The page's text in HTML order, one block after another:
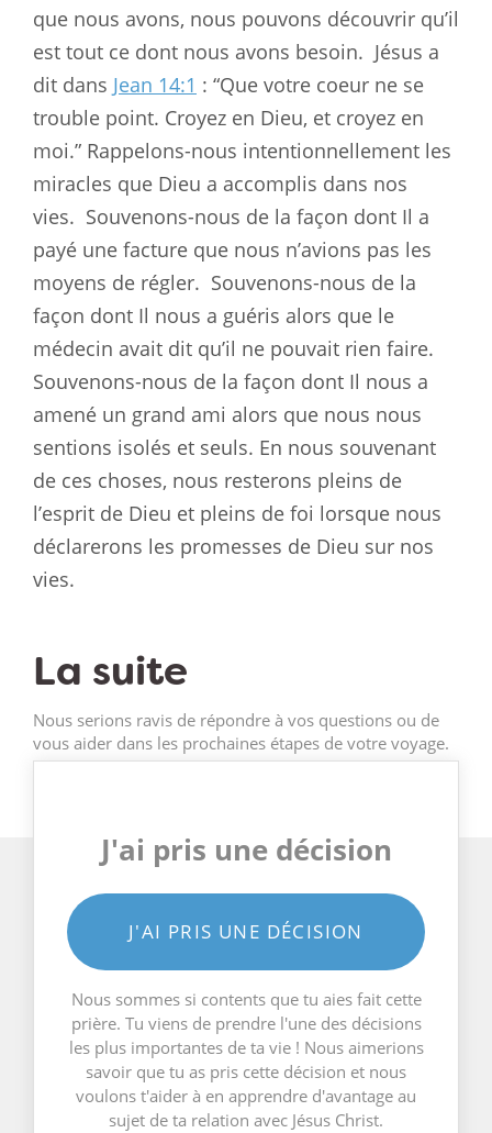
que nous avons, nous pouvons découvrir qu’il
est tout ce dont nous avons besoin. Jésus a
dit dans Jean 14:1 : “Que votre coeur ne se
trouble point. Croyez en Dieu, et croyez en
moi.” Rappelons-nous intentionnellement les
miracles que Dieu a accomplis dans nos
vies. Souvenons-nous de la façon dont Il a
payé une facture que nous n’avions pas les
moyens de régler. Souvenons-nous de la
façon dont Il nous a guéris alors que le
médecin avait dit qu’il ne pouvait rien faire.
Souvenons-nous de la façon dont Il nous a
amené un grand ami alors que nous nous
sentions isolés et seuls. En nous souvenant
de ces choses, nous resterons pleins de
l’esprit de Dieu et pleins de foi lorsque nous
déclarerons les promesses de Dieu sur nos
vies.
La suite
Nous serions ravis de répondre à vos questions ou de
vous aider dans les prochaines étapes de votre voyage.
J'ai pris une décision
J'AI PRIS UNE DÉCISION
Nous sommes si contents que tu aies fait cette
prière. Tu viens de prendre l'une des décisions
les plus importantes de ta vie ! Nous aimerions
savoir que tu as pris cette décision et nous
voulons t'aider à en apprendre d'avantage au
sujet de ta relation avec Jésus Christ.